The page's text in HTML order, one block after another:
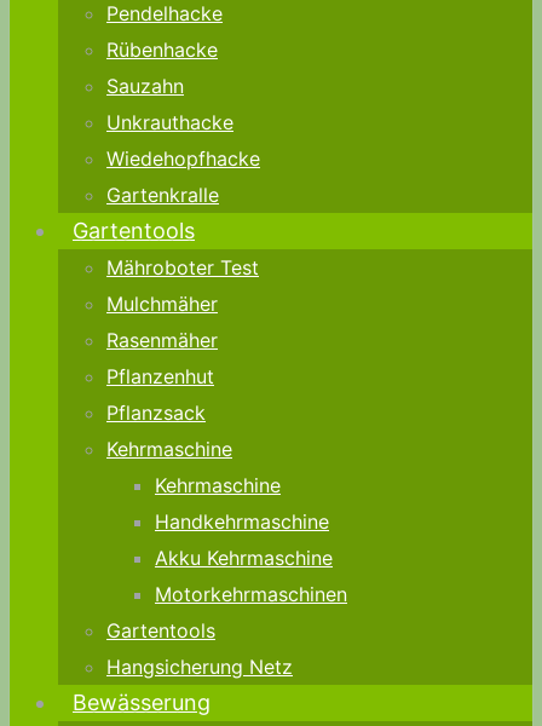
Pendelhacke
Rübenhacke
Sauzahn
Unkrauthacke
Wiedehopfhacke
Gartenkralle
Gartentools
Mähroboter Test
Mulchmäher
Rasenmäher
Pflanzenhut
Pflanzsack
Kehrmaschine
Kehrmaschine
Handkehrmaschine
Akku Kehrmaschine
Motorkehrmaschinen
Gartentools
Hangsicherung Netz
Bewässerung